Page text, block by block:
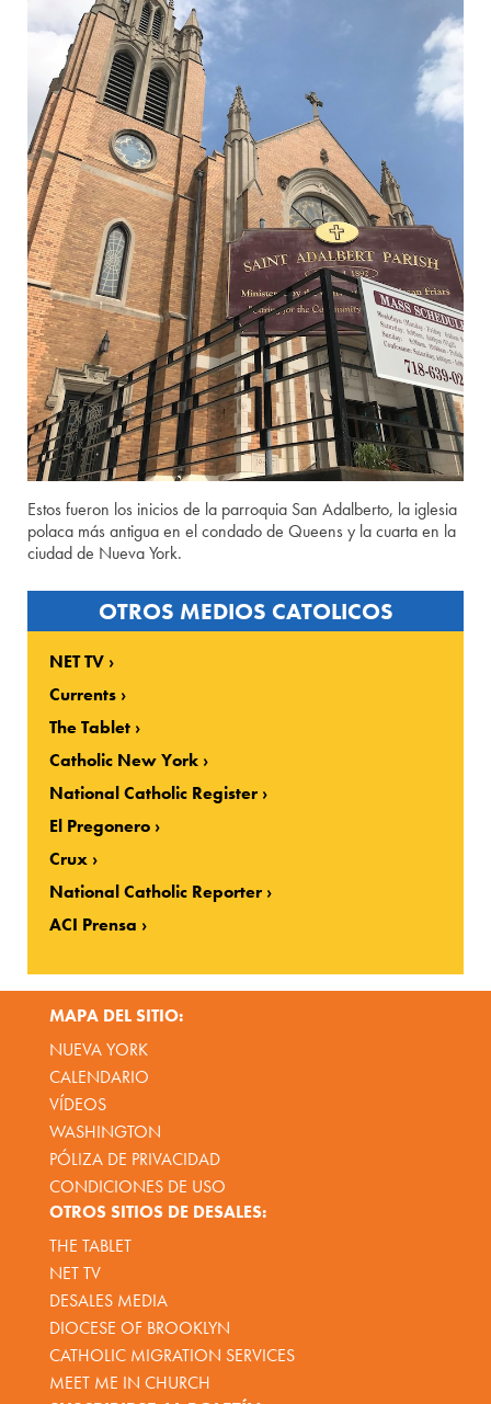
Estos fueron los inicios de la parroquia San Adalberto, la iglesia
polaca más antigua en el condado de Queens y la cuarta en la
ciudad de Nueva York.
OTROS MEDIOS CATOLICOS
NET TV
Currents
The Tablet
Catholic New York
National Catholic Register
El Pregonero
Crux
National Catholic Reporter
ACI Prensa
MAPA DEL SITIO:
NUEVA YORK
CALENDARIO
VÍDEOS
WASHINGTON
PÓLIZA DE PRIVACIDAD
CONDICIONES DE USO
OTROS SITIOS DE DESALES:
THE TABLET
NET TV
DESALES MEDIA
DIOCESE OF BROOKLYN
CATHOLIC MIGRATION SERVICES
MEET ME IN CHURCH